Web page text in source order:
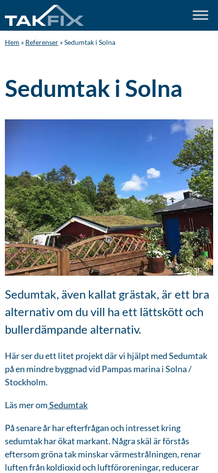
Hem » Referenser »Sedumtak i Solna
Sedumtak i Solna
Sedumtak, även kallat grästak, är ett bra
alternativ om du vill ha ett lättskött och
bullerdämpande alternativ.
Här ser du ett litet projekt där vi hjälpt med Sedumtak
på en mindre byggnad vid Pampas marina i Solna /
Stockholm.
Läs mer omSedumtak
På senare år har efterfrågan och intresset kring
sedumtak har ökat markant. Några skäl är förstås
eftersom gröna tak minskar värmestrålningen, renar
luften från koldioxid och luftföroreningar, reducerar